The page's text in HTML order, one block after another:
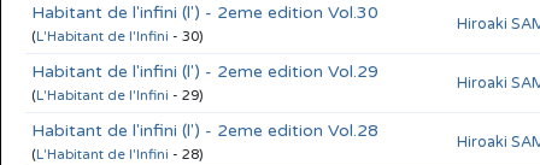
Habitant de l'infini (l') - 2eme edition Vol.30
(L'Habitant de l'Infini - 30)
Hiroaki
Habitant de l'infini (l') - 2eme edition Vol.29
(L'Habitant de l'Infini - 29)
Hiroaki
Habitant de l'infini (l') - 2eme edition Vol.28
(L'Habitant de l'Infini - 28)
Hiroaki